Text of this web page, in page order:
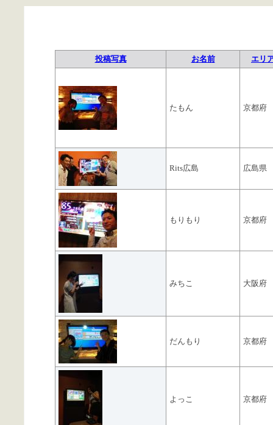
投稿写真 お名前 エリ
たもん 京都府
Rits広島 広島県
もりもり 京都府
みちこ 大阪府
だんもり 京都府
よっこ 京都府